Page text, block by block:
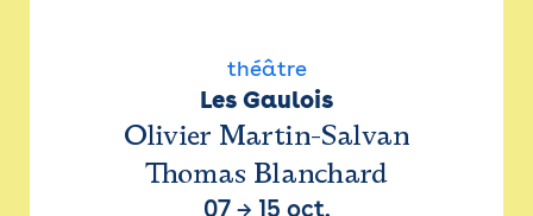
théâtre
Les Gaulois
Olivier Martin-Salvan
Thomas Blanchard
07→ 15 oct.